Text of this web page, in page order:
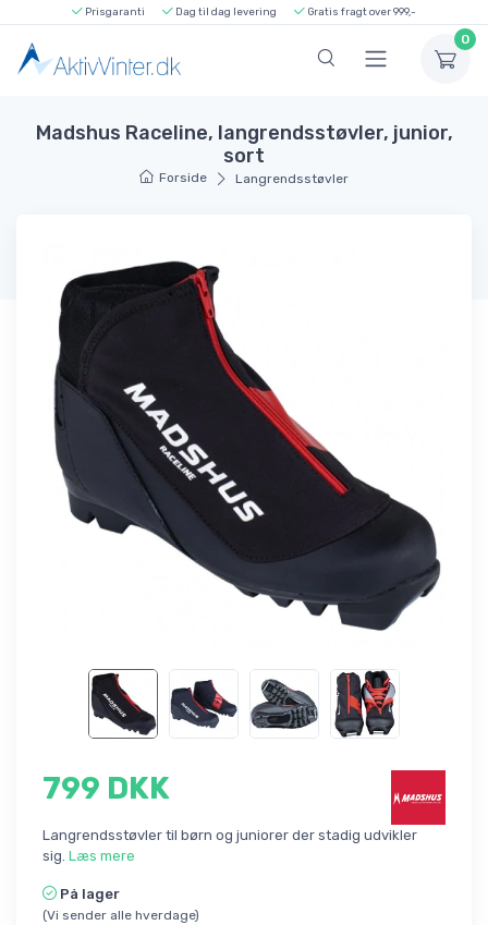
Prisgaranti Dag til dag levering Gratis fragt over 999,-
0
Madshus Raceline, langrendsstøvler, junior,
sort
Forside Langrendsstøvler
799 DKK
Langrendsstøvler til børn og juniorer der stadig udvikler
sig. Læs mere
På lager
(Vi sender alle hverdage)